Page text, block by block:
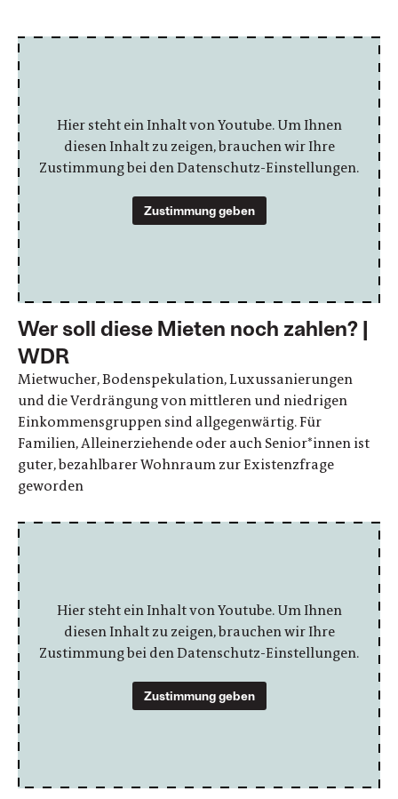
Hier steht ein Inhalt von Youtube. Um Ihnen
diesen Inhalt zu zeigen, brauchen wir Ihre
Zustimmung bei den Datenschutz-Einstellungen.
Zustimmung geben
Wer soll diese Mieten noch zahlen? |
WDR
Mietwucher, Bodenspekulation, Luxussanierungen
und die Verdrängung von mittleren und niedrigen
Einkommensgruppen sind allgegenwärtig. Für
Familien, Alleinerziehende oder auch Senior*innen ist
guter, bezahlbarer Wohnraum zur Existenzfrage
geworden
Hier steht ein Inhalt von Youtube. Um Ihnen
diesen Inhalt zu zeigen, brauchen wir Ihre
Zustimmung bei den Datenschutz-Einstellungen.
Zustimmung geben